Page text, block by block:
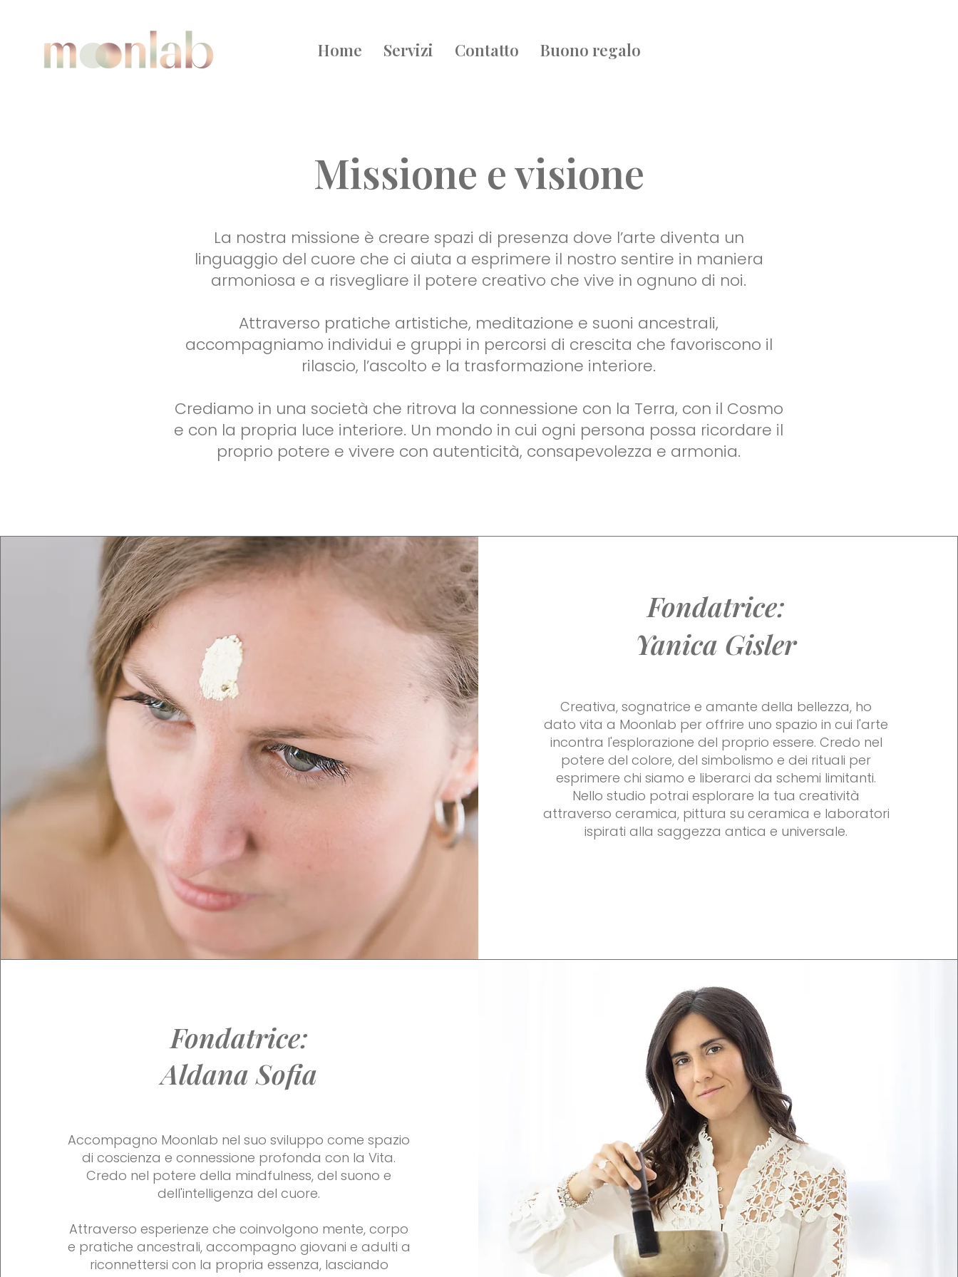
Home Servizi Contatto Buono regalo
Missione e visione
La nostra missione è creare spazi di presenza dove l’arte diventa un
linguaggio del cuore che ci aiuta a esprimere il nostro sentire in maniera
armoniosa e a risvegliare il potere creativo che vive in ognuno di noi.
Attraverso pratiche artistiche, meditazione e suoni ancestrali,
accompagniamo individui e gruppi in percorsi di crescita che favoriscono il
rilascio, l’ascolto e la trasformazione interiore.
Crediamo in una società che ritrova la connessione con la Terra, con il Cosmo
e con la propria luce interiore. Un mondo in cui ogni persona possa ricordare il
proprio potere e vivere con autenticità, consapevolezza e armonia.
Fondatrice:
Yanica Gisler
Creativa, sognatrice e amante della bellezza, ho
dato vita a Moonlab per offrire uno spazio in cui l'arte
incontra l'esplorazione del proprio essere. Credo nel
potere del colore, del simbolismo e dei rituali per
esprimere chi siamo e liberarci da schemi limitanti.
Nello studio potrai esplorare la tua creatività
attraverso ceramica, pittura su ceramica e laboratori
ispirati alla saggezza antica e universale.
Fondatrice:
Aldana Sofia
Accompagno Moonlab nel suo sviluppo come spazio
di coscienza e connessione profonda con la Vita.
Credo nel potere della mindfulness, del suono e
dell'intelligenza del cuore.
Attraverso esperienze che coinvolgono mente, corpo
e pratiche ancestrali, accompagno giovani e adulti a
riconnettersi con la propria essenza, lasciando